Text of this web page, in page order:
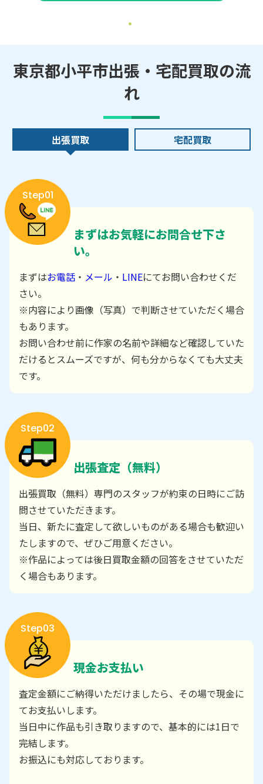
東京都小平市出張・宅配買取の流
れ
出張買取 宅配買取
Step01
まずはお気軽にお問合せ下さ
い。
まずはお電話 ・ メール ・ LINEにてお問い合わせくだ
さい。
※内容により画像（写真）で判断させていただく場合
もあります。
お問い合わせ前に作家の名前や詳細など確認していた
だけるとスムーズですが、何も分からなくても大丈夫
です。
Step02
出張査定（無料）
出張買取（無料）専門のスタッフが約束の日時にご訪
問させていただきます。
当日、新たに査定して欲しいものがある場合も歓迎い
たしますので、ぜひご用意ください。
※作品によっては後日買取金額の回答をさせていただ
く場合もあります。
Step03
現金お支払い
査定金額にご納得いただけましたら、その場で現金に
てお支払いします。
当日中に作品も引き取りますので、基本的には1日で
完結します。
お振込にも対応しております。